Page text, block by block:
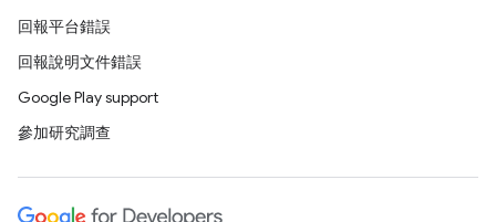
回報平台錯誤
回報說明文件錯誤
Google Play support
參加研究調查